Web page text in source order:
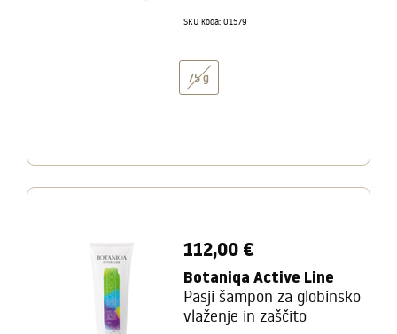
SKU koda: 01579
75 g
112,00 €
Botaniqa Active Line
Pasji šampon za globinsko
vlaženje in zaščito